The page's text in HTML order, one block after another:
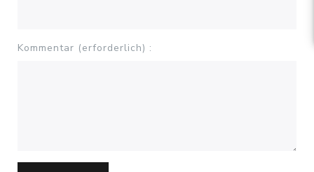
Kommentar (erforderlich) :